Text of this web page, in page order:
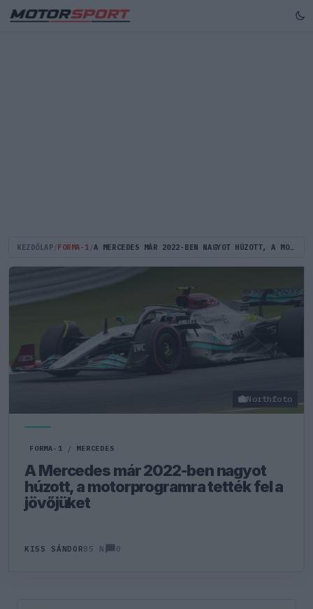
KEZDŐLAP FORMA-1 A MERCEDES MÁR 2022-BEN NAGYOT HÚZOTT, A MOTORPROGRAMRA TETTÉK FEL A JÖVŐJÜKET
Northfoto
FORMA-1 / MERCEDES
A Mercedes már 2022-ben nagyot
húzott, a motorprogramra tették fel a
jövőjüket
KISS SÁNDOR85 N 0